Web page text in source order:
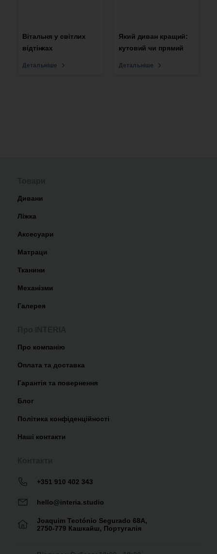
Вітальня у світлих
відтінках
Детальніше
Який диван кращий:
кутовий чи прямий
Детальніше
Дивани
Ліжка
Аксесуари
Матраци
Тканини
Механізми
Галерея
Про компанію
Оплата та доставка
Гарантія та повернення
Блог
Політика конфіденційності
Наші контакти
+351 910 402 343
hello@interia.studio
Joaquim Teotónio Segurado 68A,
2750-779 Кашкайш, Португалія